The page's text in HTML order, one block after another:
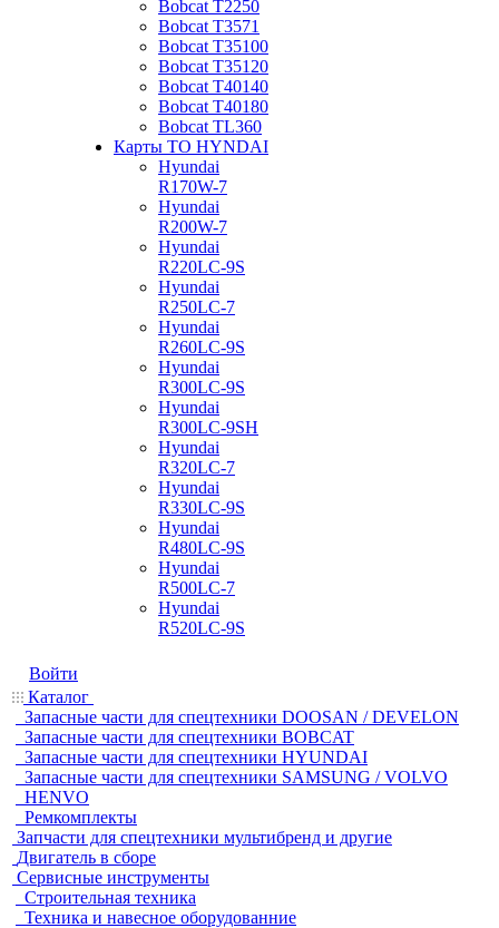
Bobcat Т2250
Bobcat Т3571
Bobcat Т35100
Bobcat Т35120
Bobcat Т40140
Bobcat Т40180
Bobcat ТL360
Карты ТО HYNDAI
Hyundai
R170W-7
Hyundai
R200W-7
Hyundai
R220LC-9S
Hyundai
R250LC-7
Hyundai
R260LC-9S
Hyundai
R300LC-9S
Hyundai
R300LC-9SH
Hyundai
R320LC-7
Hyundai
R330LC-9S
Hyundai
R480LC-9S
Hyundai
R500LC-7
Hyundai
R520LC-9S
Войти
Каталог
Запасные части для спецтехники DOOSAN / DEVELON
Запасные части для спецтехники BOBCAT
Запасные части для спецтехники HYUNDAI
Запасные части для спецтехники SAMSUNG / VOLVO
HENVO
Ремкомплекты
Запчасти для спецтехники мультибренд и другие
Двигатель в сборе
Сервисные инструменты
Строительная техника
Техника и навесное оборудованние